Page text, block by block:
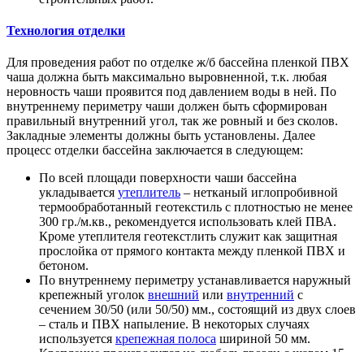
Технология отделки
Для проведения работ по отделке ж/б бассейна пленкой ПВХ
чаша должна быть максимально выровненной, т.к. любая
неровность чаши проявится под давлением воды в ней. По
внутреннему периметру чаши должен быть сформирован
правильный внутренний угол, так же ровный и без сколов.
Закладные элементы должны быть установлены. Далее
процесс отделки бассейна заключается в следующем:
По всей площади поверхности чаши бассейна
укладывается утеплитель – нетканый иглопробивной
термообработанный геотекстиль с плотностью не менее
300 гр./м.кв., рекомендуется использовать клей ПВА.
Кроме утеплителя геотекстлить служит как защитная
прослойка от прямого контакта между пленкой ПВХ и
бетоном.
По внутреннему периметру устанавливается наружный
крепежный уголок внешний или внутренний с
сечением 30/50 (или 50/50) мм., состоящий из двух слоев
– сталь и ПВХ напыление. В некоторых случаях
используется крепежная полоса шириной 50 мм.